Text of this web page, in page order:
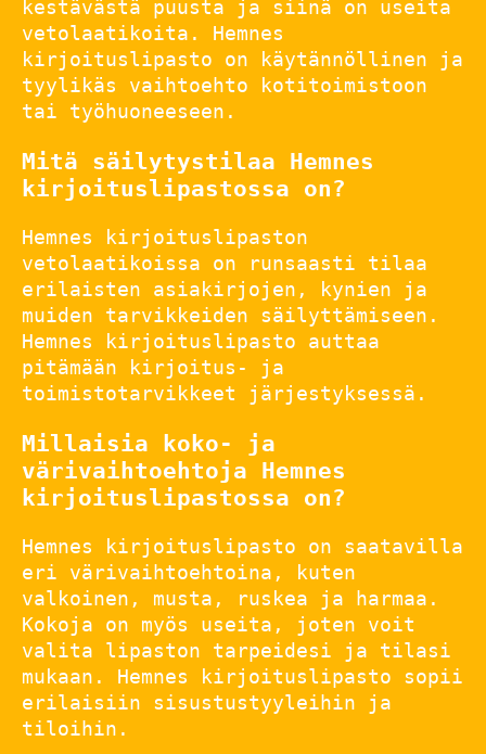
kestävästä puusta ja siinä on useita
vetolaatikoita. Hemnes
kirjoituslipasto on käytännöllinen ja
tyylikäs vaihtoehto kotitoimistoon
tai työhuoneeseen.
Mitä säilytystilaa Hemnes
kirjoituslipastossa on?
Hemnes kirjoituslipaston
vetolaatikoissa on runsaasti tilaa
erilaisten asiakirjojen, kynien ja
muiden tarvikkeiden säilyttämiseen.
Hemnes kirjoituslipasto auttaa
pitämään kirjoitus- ja
toimistotarvikkeet järjestyksessä.
Millaisia koko- ja
värivaihtoehtoja Hemnes
kirjoituslipastossa on?
Hemnes kirjoituslipasto on saatavilla
eri värivaihtoehtoina, kuten
valkoinen, musta, ruskea ja harmaa.
Kokoja on myös useita, joten voit
valita lipaston tarpeidesi ja tilasi
mukaan. Hemnes kirjoituslipasto sopii
erilaisiin sisustustyyleihin ja
tiloihin.